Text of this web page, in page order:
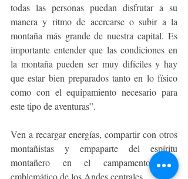
todas las personas puedan disfrutar a su
manera y ritmo de acercarse o subir a la
montaña más grande de nuestra capital. Es
importante entender que las condiciones en
la montaña pueden ser muy difíciles y hay
que estar bien preparados tanto en lo físico
como con el equipamiento necesario para
este tipo de aventuras”.
Ven a recargar energías, compartir con otros
montañistas y empaparte del espíritu
montañero en el campamento más